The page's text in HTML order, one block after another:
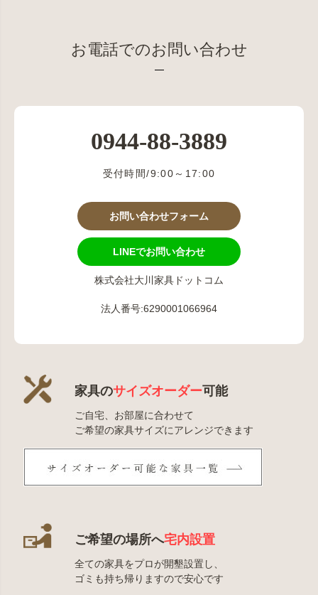
お電話でのお問い合わせ
0944-88-3889
受付時間/9:00～17:00
お問い合わせフォーム
LINEでお問い合わせ
株式会社大川家具ドットコム
法人番号:6290001066964
家具のサイズオーダー可能
ご自宅、お部屋に合わせて
ご希望の家具サイズにアレンジできます
ご希望の場所へ宅内設置
全ての家具をプロが開墾設置し、
ゴミも持ち帰りますので安心です